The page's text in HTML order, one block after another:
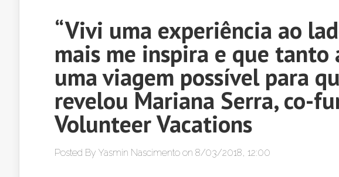
“Vivi uma experiência ao
mais me inspira e que tanto
uma viagem possível para
revelou Mariana Serra, co-
Volunteer Vacations
Posted By Yasmin Nascimento on 8/03/2018, 12:00